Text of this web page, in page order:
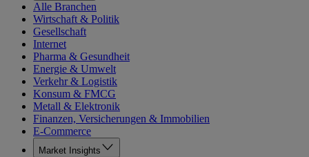
Alle Branchen
Wirtschaft & Politik
Gesellschaft
Internet
Pharma & Gesundheit
Energie & Umwelt
Verkehr & Logistik
Konsum & FMCG
Metall & Elektronik
Finanzen, Versicherungen & Immobilien
E-Commerce
Market Insights